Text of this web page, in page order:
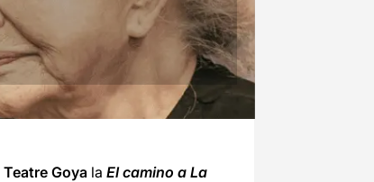
Teatre Goya la El camino a La